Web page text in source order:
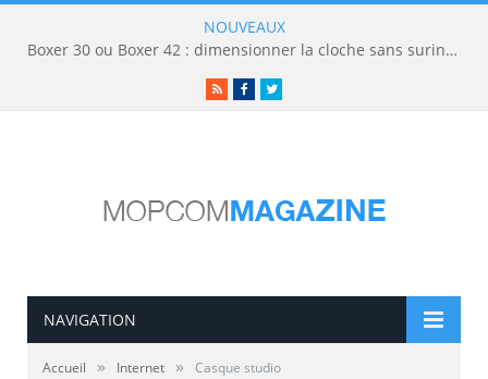
NOUVEAUX
Boxer 30 ou Boxer 42 : dimensionner la cloche sans surinvestir
RSSFacebookTwitter
NAVIGATION
Accueil » Internet » Casque studio